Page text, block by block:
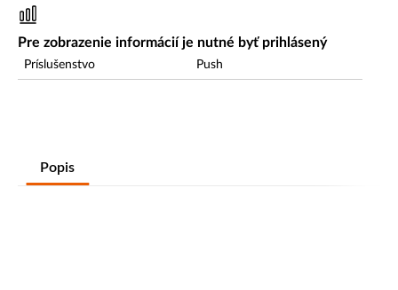
Pre zobrazenie informácií je nutné byť prihlásený
Príslušenstvo Push
Popis